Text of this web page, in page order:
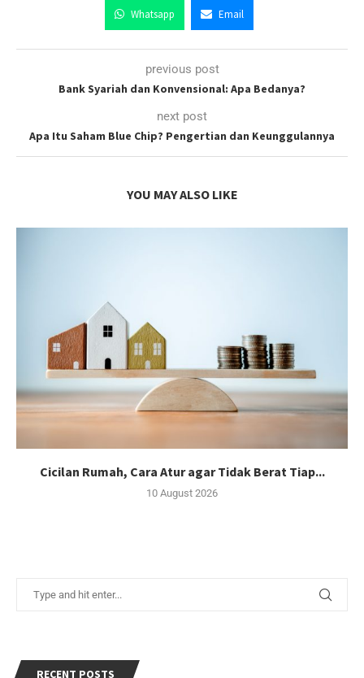
Whatsapp Email
previous post
Bank Syariah dan Konvensional: Apa Bedanya?
next post
Apa Itu Saham Blue Chip? Pengertian dan Keunggulannya
YOU MAY ALSO LIKE
Cicilan Rumah, Cara Atur agar Tidak Berat Tiap...
10 August 2026
RECENT POSTS